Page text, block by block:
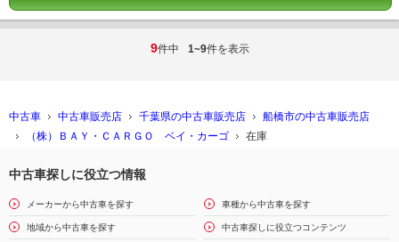
9件中 1~9件を表示
中古車 中古車販売店 千葉県の中古車販売店
船橋市の中古車販売店
（株）ＢＡＹ・ＣＡＲＧＯ ベイ・カーゴ
在庫
中古車探しに役立つ情報
メーカーから中古車を探す 車種から中古車を探す
地域から中古車を探す 中古車探しに役立つコンテンツ